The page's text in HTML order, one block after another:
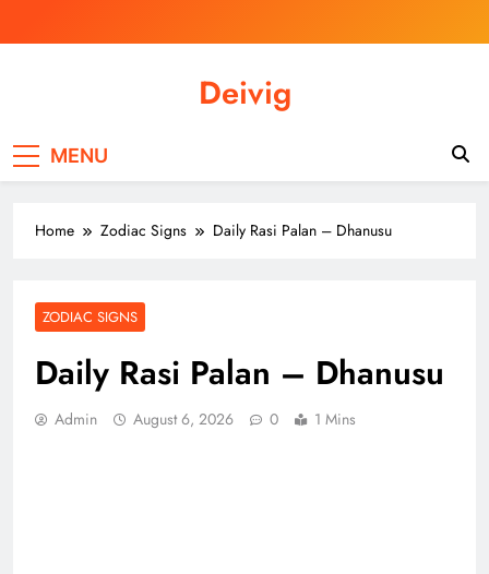
Deivig
MENU
Home Zodiac Signs Daily Rasi Palan – Dhanusu
ZODIAC SIGNS
Daily Rasi Palan – Dhanusu
Admin August 6, 2026 0 1 Mins